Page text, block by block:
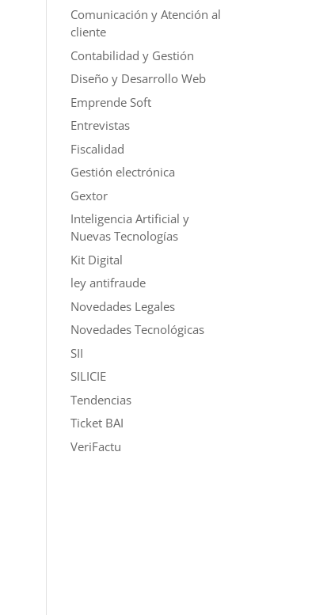
Comunicación y Atención al
cliente
Contabilidad y Gestión
Diseño y Desarrollo Web
Emprende Soft
Entrevistas
Fiscalidad
Gestión electrónica
Gextor
Inteligencia Artificial y
Nuevas Tecnologías
Kit Digital
ley antifraude
Novedades Legales
Novedades Tecnológicas
SII
SILICIE
Tendencias
Ticket BAI
VeriFactu